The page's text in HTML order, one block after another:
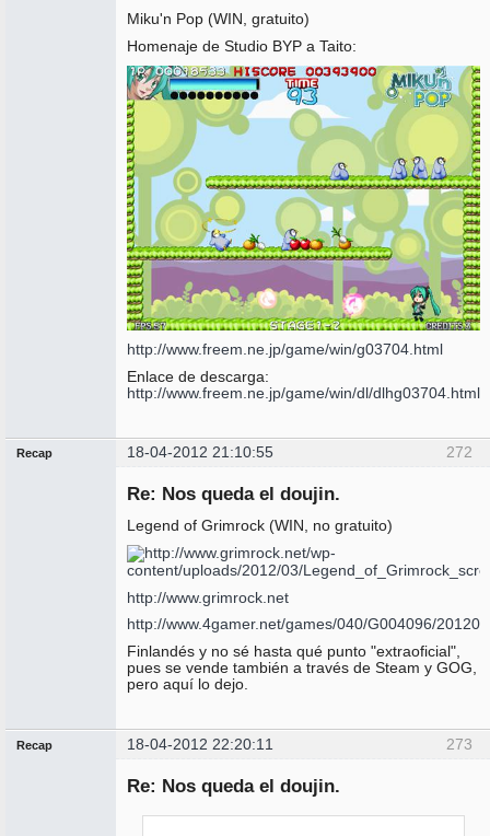
Miku'n Pop (WIN, gratuito)
Homenaje de Studio BYP a Taito:
http://www.freem.ne.jp/game/win/g03704.html
Enlace de descarga:
http://www.freem.ne.jp/game/win/dl/dlhg03704.html
272
Recap 18-04-2012 21:10:55
Re: Nos queda el doujin.
Legend of Grimrock (WIN, no gratuito)
http://www.grimrock.net
http://www.4gamer.net/games/040/G004096/
Finlandés y no sé hasta qué punto "extraoficial",
pues se vende también a través de Steam y GOG,
pero aquí lo dejo.
273
Recap 18-04-2012 22:20:11
Re: Nos queda el doujin.